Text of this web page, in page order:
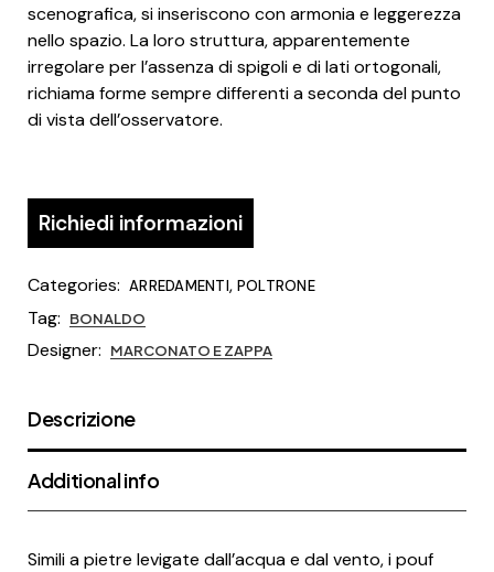
scenografica, si inseriscono con armonia e leggerezza
nello spazio. La loro struttura, apparentemente
irregolare per l’assenza di spigoli e di lati ortogonali,
richiama forme sempre differenti a seconda del punto
di vista dell’osservatore.
Richiedi informazioni
Categories: ARREDAMENTI, POLTRONE
Tag: BONALDO
Designer: MARCONATO E ZAPPA
Descrizione
Additional info
Simili a pietre levigate dall’acqua e dal vento, i pouf